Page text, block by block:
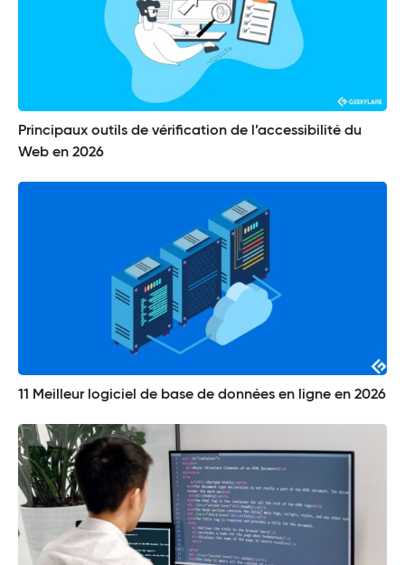
Principaux outils de vérification de l’accessibilité du
Web en 2026
11 Meilleur logiciel de base de données en ligne en 2026